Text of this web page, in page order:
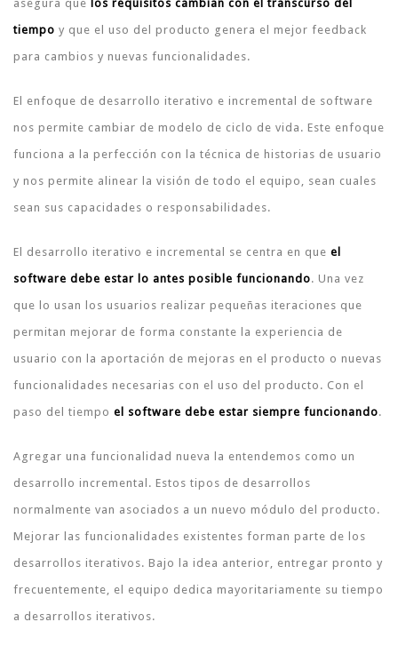
asegura que los requisitos cambian con el transcurso del
tiempo y que el uso del producto genera el mejor feedback
para cambios y nuevas funcionalidades.
El enfoque de desarrollo iterativo e incremental de software
nos permite cambiar de modelo de ciclo de vida. Este enfoque
funciona a la perfección con la técnica de historias de usuario
y nos permite alinear la visión de todo el equipo, sean cuales
sean sus capacidades o responsabilidades.
El desarrollo iterativo e incremental se centra en que el
software debe estar lo antes posible funcionando. Una vez
que lo usan los usuarios realizar pequeñas iteraciones que
permitan mejorar de forma constante la experiencia de
usuario con la aportación de mejoras en el producto o nuevas
funcionalidades necesarias con el uso del producto. Con el
paso del tiempo el software debe estar siempre funcionando.
Agregar una funcionalidad nueva la entendemos como un
desarrollo incremental. Estos tipos de desarrollos
normalmente van asociados a un nuevo módulo del producto.
Mejorar las funcionalidades existentes forman parte de los
desarrollos iterativos. Bajo la idea anterior, entregar pronto y
frecuentemente, el equipo dedica mayoritariamente su tiempo
a desarrollos iterativos.